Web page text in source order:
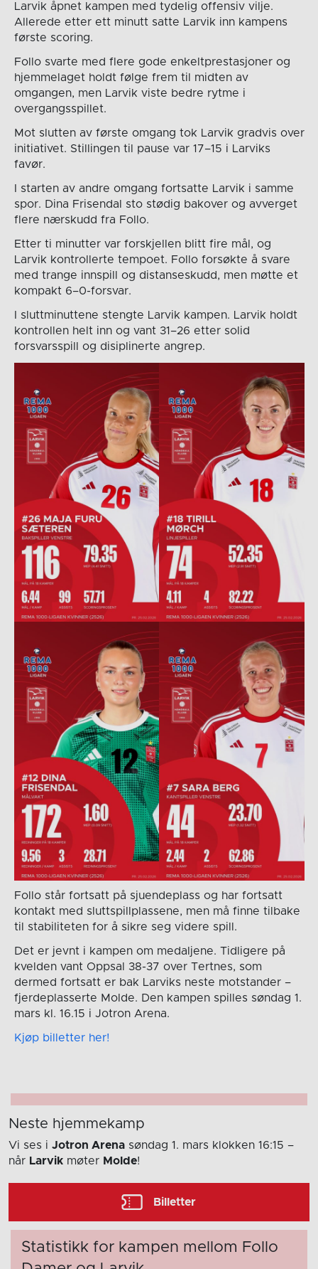
Larvik åpnet kampen med tydelig offensiv vilje.
Allerede etter ett minutt satte Larvik inn kampens
første scoring.
Follo svarte med flere gode enkeltprestasjoner og
hjemmelaget holdt følge frem til midten av
omgangen, men Larvik viste bedre rytme i
overgangsspillet.
Mot slutten av første omgang tok Larvik gradvis over
initiativet. Stillingen til pause var 17–15 i Larviks
favør.
I starten av andre omgang fortsatte Larvik i samme
spor. Dina Frisendal sto stødig bakover og avverget
flere nærskudd fra Follo.
Etter ti minutter var forskjellen blitt fire mål, og
Larvik kontrollerte tempoet. Follo forsøkte å svare
med trange innspill og distanseskudd, men møtte et
kompakt 6–0-forsvar.
I sluttminuttene stengte Larvik kampen. Larvik holdt
kontrollen helt inn og vant 31–26 etter solid
forsvarsspill og disiplinerte angrep.
Follo står fortsatt på sjuendeplass og har fortsatt
kontakt med sluttspillplassene, men må finne tilbake
til stabiliteten for å sikre seg videre spill.
Det er jevnt i kampen om medaljene. Tidligere på
kvelden vant Oppsal 38-37 over Tertnes, som
dermed fortsatt er bak Larviks neste motstander –
fjerdeplasserte Molde. Den kampen spilles søndag 1.
mars kl. 16.15 i Jotron Arena.
Kjøp billetter her!
Neste hjemmekamp
Vi ses i Jotron Arena søndag 1. mars klokken 16:15 –
når Larvik møter Molde!
Billetter
Statistikk for kampen mellom Follo